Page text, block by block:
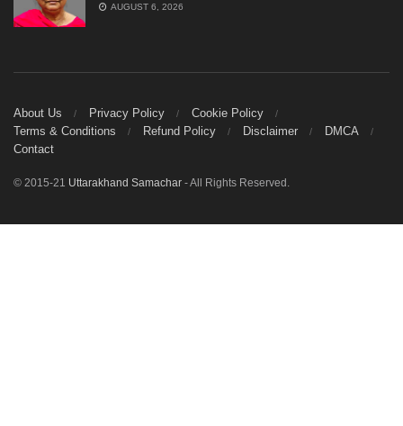
AUGUST 6, 2026
About Us Privacy Policy
Cookie Policy
Terms & Conditions
Refund Policy Disclaimer
DMCA
Contact
© 2015-21 Uttarakhand Samachar - All Rights Reserved.